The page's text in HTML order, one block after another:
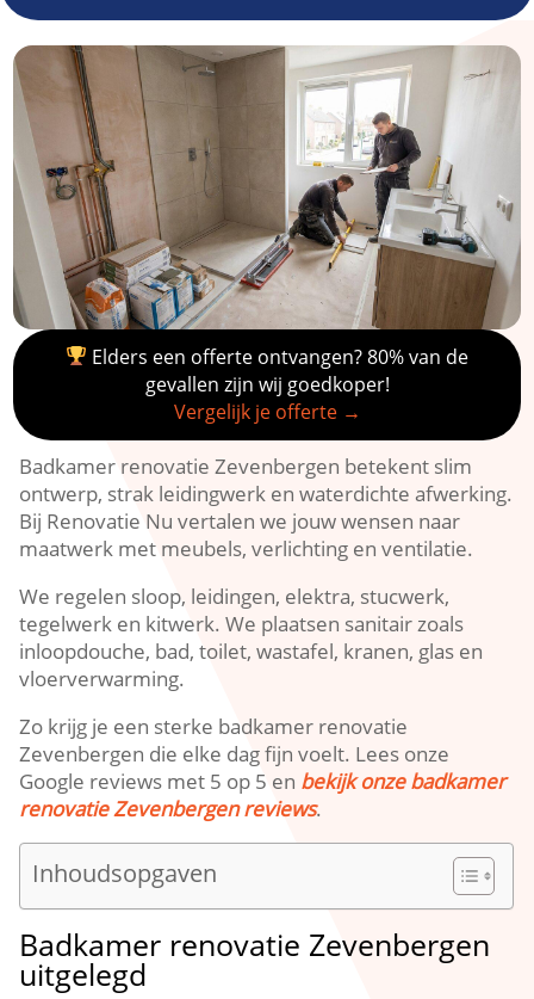
Elders een offerte ontvangen? 80% van de
gevallen zijn wij goedkoper!
Vergelijk je offerte →
Badkamer renovatie Zevenbergen betekent slim
ontwerp, strak leidingwerk en waterdichte afwerking.​
Bij Renovatie Nu vertalen we jouw wensen naar
maatwerk met meubels, verlichting en ventilatie.​
We regelen sloop, leidingen, elektra, stucwerk,
tegelwerk en kitwerk.​ We plaatsen sanitair zoals
inloopdouche, bad, toilet, wastafel, kranen, glas en
vloerverwarming.​
Zo krijg je een sterke badkamer renovatie
Zevenbergen die elke dag fijn voelt.​ Lees onze
Google reviews met 5 op 5 en bekijk onze badkamer
renovatie Zevenbergen reviews.​
Inhoudsopgaven
Badkamer renovatie Zevenbergen
uitgelegd